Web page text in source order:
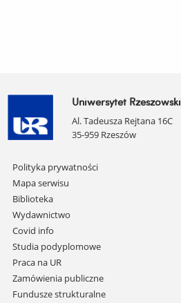
Uniwersytet Rzeszowski
Al. Tadeusza Rejtana 16C
35-959 Rzeszów
Pomiń
nawigację
i
przejdź
do
treści
Polityka prywatności
Mapa serwisu
Biblioteka
Wydawnictwo
Covid info
Studia podyplomowe
Praca na UR
Zamówienia publiczne
Fundusze strukturalne